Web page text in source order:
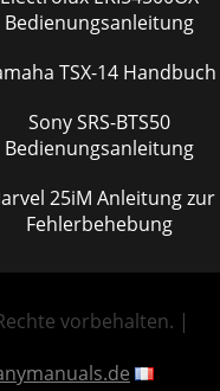
Bedienungsanleitung
Yamaha TSX-14 Handbuch
Sony SRS-BTS50
Bedienungsanleitung
Anleitung zur
Fehlerbehebung
vorbehalten. |